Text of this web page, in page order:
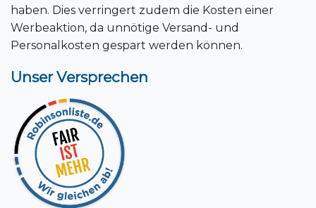
haben. Dies verringert zudem die Kosten einer
Werbeaktion, da unnötige Versand- und
Personalkosten gespart werden können.
Unser Versprechen